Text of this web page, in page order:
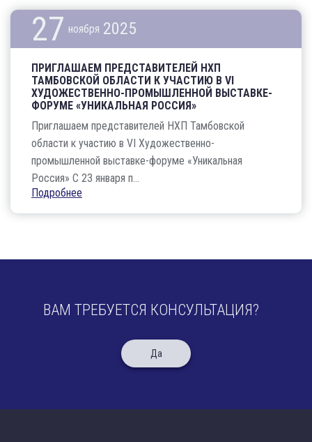
27 ноября 2025
ПРИГЛАШАЕМ ПРЕДСТАВИТЕЛЕЙ НХП
ТАМБОВСКОЙ ОБЛАСТИ К УЧАСТИЮ В VI
ХУДОЖЕСТВЕННО-ПРОМЫШЛЕННОЙ ВЫСТАВКЕ-
ФОРУМЕ «УНИКАЛЬНАЯ РОССИЯ»
Приглашаем представителей НХП Тамбовской
области к участию в VI Художественно-
промышленной выставке-форуме «Уникальная
Россия» С 23 января п...
Подробнее
ВАМ ТРЕБУЕТСЯ КОНСУЛЬТАЦИЯ?
Да